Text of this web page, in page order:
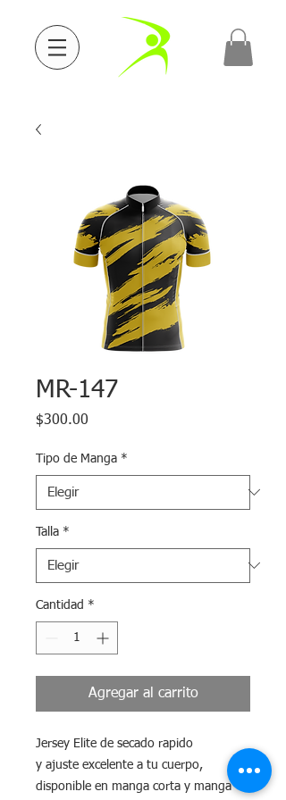
MR-147
$300.00
Tipo de Manga *
Talla *
Cantidad *
Agregar al carrito
Jersey Elite de secado rapido
y ajuste excelente a tu cuerpo,
disponible en manga corta y manga